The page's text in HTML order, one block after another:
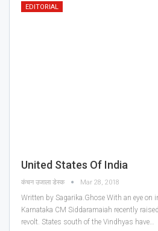
EDITORIAL
United States Of India
कंचन उजाला डेस्क Mar 28, 2018
Written by Sagarika.Ghose With an eye on
Karnataka CM Siddaramaiah recently
revolt. States south of the Vindhyas have…